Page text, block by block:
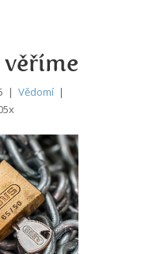
| Vědomí |